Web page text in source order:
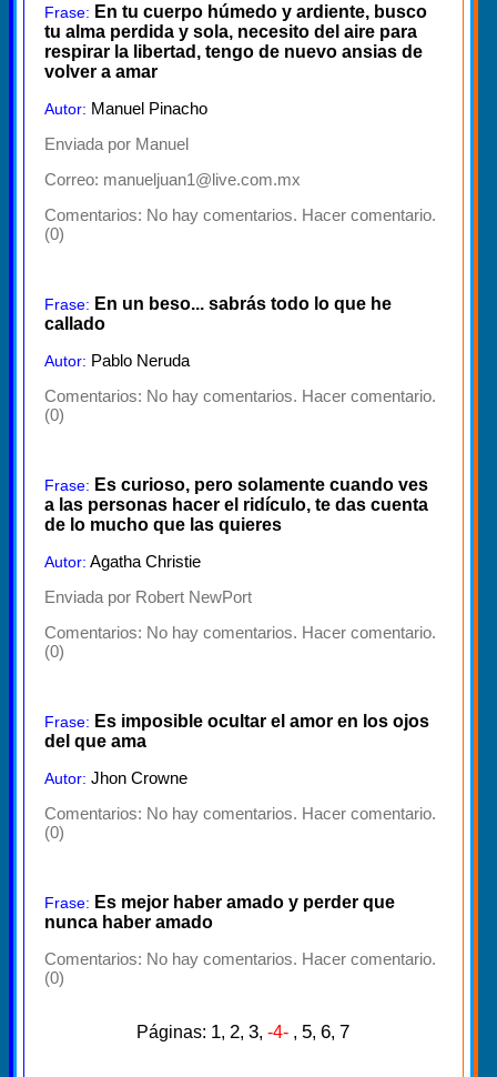
Frase: En tu cuerpo húmedo y ardiente, busco
tu alma perdida y sola, necesito del aire para
respirar la libertad, tengo de nuevo ansias de
volver a amar
Autor: Manuel Pinacho
Enviada por Manuel
Correo: manueljuan1@live.com.mx
Comentarios: No hay comentarios. Hacer comentario.
(0)
Frase: En un beso... sabrás todo lo que he
callado
Autor: Pablo Neruda
Comentarios: No hay comentarios. Hacer comentario.
(0)
Frase: Es curioso, pero solamente cuando ves
a las personas hacer el ridículo, te das cuenta
de lo mucho que las quieres
Autor: Agatha Christie
Enviada por Robert NewPort
Comentarios: No hay comentarios. Hacer comentario.
(0)
Frase: Es imposible ocultar el amor en los ojos
del que ama
Autor: Jhon Crowne
Comentarios: No hay comentarios. Hacer comentario.
(0)
Frase: Es mejor haber amado y perder que
nunca haber amado
Comentarios: No hay comentarios. Hacer comentario.
(0)
Páginas: 1, 2, 3, -4-, 5, 6, 7